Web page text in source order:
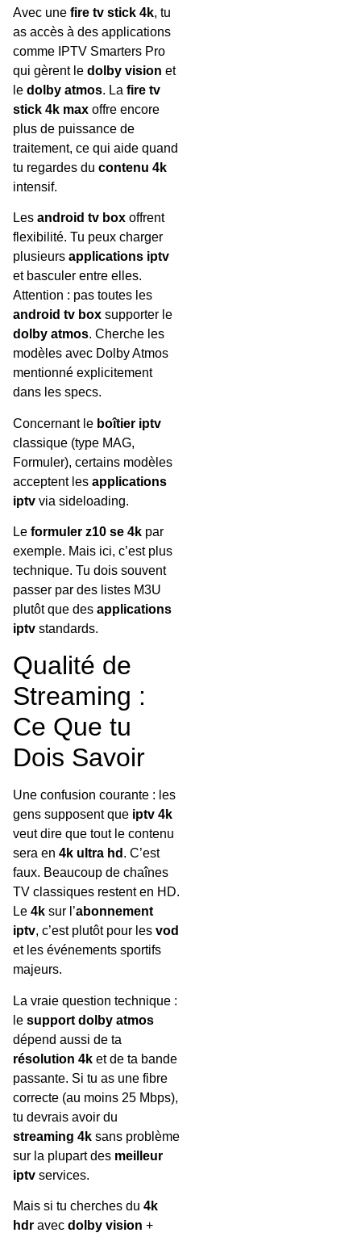
Avec une fire tv stick 4k, tu
as accès à des applications
comme IPTV Smarters Pro
qui gèrent le dolby vision et
le dolby atmos. La fire tv
stick 4k max offre encore
plus de puissance de
traitement, ce qui aide quand
tu regardes du contenu 4k
intensif.
Les android tv box offrent
flexibilité. Tu peux charger
plusieurs applications iptv
et basculer entre elles.
Attention : pas toutes les
android tv box supporter le
dolby atmos. Cherche les
modèles avec Dolby Atmos
mentionné explicitement
dans les specs.
Concernant le boîtier iptv
classique (type MAG,
Formuler), certains modèles
acceptent les applications
iptv via sideloading.
Le formuler z10 se 4k par
exemple. Mais ici, c’est plus
technique. Tu dois souvent
passer par des listes M3U
plutôt que des applications
iptv standards.
Qualité de
Streaming :
Ce Que tu
Dois Savoir
Une confusion courante : les
gens supposent que iptv 4k
veut dire que tout le contenu
sera en 4k ultra hd . C’est
faux. Beaucoup de chaînes
TV classiques restent en HD.
Le 4k sur l’abonnement
iptv, c’est plutôt pour les vod
et les événements sportifs
majeurs.
La vraie question technique :
le support dolby atmos
dépend aussi de ta
résolution 4k et de ta bande
passante. Si tu as une fibre
correcte (au moins 25 Mbps),
tu devrais avoir du
streaming 4k sans problème
sur la plupart des meilleur
iptv services.
Mais si tu cherches du 4k
hdr avec dolby vision +